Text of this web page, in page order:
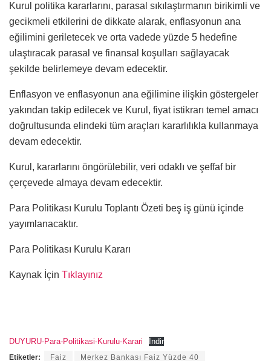
Kurul politika kararlarını, parasal sıkılaştırmanın birikimli ve
gecikmeli etkilerini de dikkate alarak, enflasyonun ana
eğilimini geriletecek ve orta vadede yüzde 5 hedefine
ulaştıracak parasal ve finansal koşulları sağlayacak
şekilde belirlemeye devam edecektir.
Enflasyon ve enflasyonun ana eğilimine ilişkin göstergeler
yakından takip edilecek ve Kurul, fiyat istikrarı temel amacı
doğrultusunda elindeki tüm araçları kararlılıkla kullanmaya
devam edecektir.
Kurul, kararlarını öngörülebilir, veri odaklı ve şeffaf bir
çerçevede almaya devam edecektir.
Para Politikası Kurulu Toplantı Özeti beş iş günü içinde
yayımlanacaktır.
Para Politikası Kurulu Kararı
Kaynak İçin Tıklayınız
DUYURU-Para-Politikasi-Kurulu-Karari İndir
Etiketler: Faiz Merkez Bankası Faiz Yüzde 40